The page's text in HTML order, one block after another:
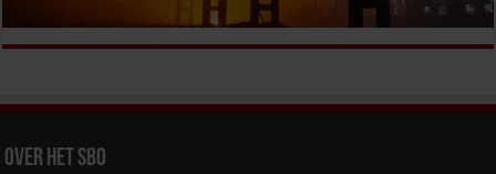
Over het SBO